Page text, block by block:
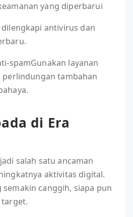
yang diperbarui
antivirus dan
spamGunakan layanan
tambahan
di Era
salah satu ancaman
aktivitas digital.
canggih, siapa pun